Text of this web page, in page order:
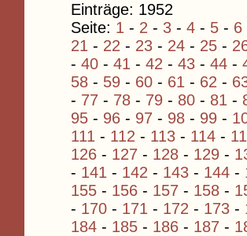
Einträge: 1952
Seite: 1 - 2 - 3 - 4 - 5 - 6
21 - 22 - 23 - 24 - 25 -
- 40 - 41 - 42 - 43 - 44 -
58 - 59 - 60 - 61 - 62 -
- 77 - 78 - 79 - 80 - 81 -
95 - 96 - 97 - 98 - 99 -
111 - 112 - 113 - 114 -
126 - 127 - 128 - 129 -
- 141 - 142 - 143 - 144 -
155 - 156 - 157 - 158 -
- 170 - 171 - 172 - 173 -
184 - 185 - 186 - 187 -